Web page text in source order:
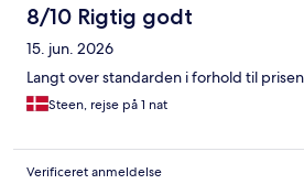
8/10 Rigtig godt
15. jun. 2026
Langt over standarden i forhold til
Steen, rejse på 1 nat
Verificeret anmeldelse